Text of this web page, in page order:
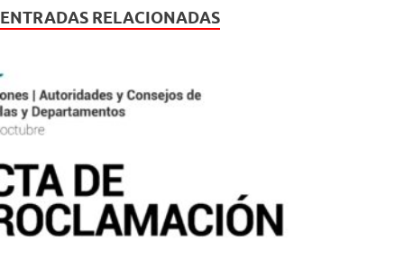
e
o
k
er s
p
ENTRADAS RELACIONADAS